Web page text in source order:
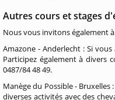
Autres cours et stages
Nous vous invitons également
Amazone - Anderlecht : Si
Participez également à divers
0487/84 48 49.
Manège du Possible - Bruxelles
diverses activités avec des